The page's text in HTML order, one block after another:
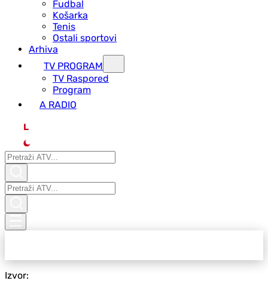
Fudbal
Košarka
Tenis
Ostali sportovi
Arhiva
TV PROGRAM
ТV Raspored
Program
A RADIO
L
Izvor: